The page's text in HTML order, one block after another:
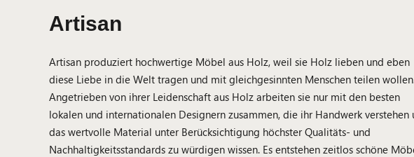
Artisan
Artisan produziert hochwertige Möbel aus Holz, weil sie Holz lieben und eben
diese Liebe in die Welt tragen und mit gleichgesinnten Menschen teilen
Angetrieben von ihrer Leidenschaft aus Holz arbeiten sie nur mit den besten
lokalen und internationalen Designern zusammen, die ihr Handwerk verstehen
das wertvolle Material unter Berücksichtigung höchster Qualitäts- und
Nachhaltigkeitsstandards zu würdigen wissen. Es entstehen zeitlos schöne